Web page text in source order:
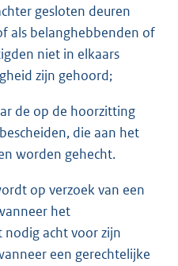
gesloten deuren
als belanghebbenden of
niet in elkaars
zijn gehoord;
de op de hoorzitting
die aan het
worden gehecht.
op verzoek van een
het
nodig acht voor zijn
een gerechtelijke